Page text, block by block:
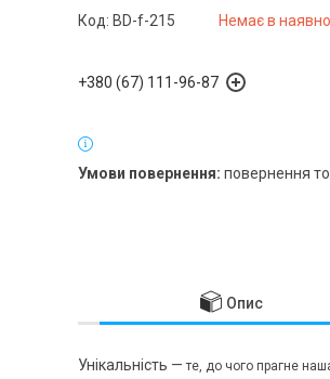
Немає в
Код: BD-f-215
+380 (67) 111-96-87
повернення
Опис
Унікальність — те, до чого прагне